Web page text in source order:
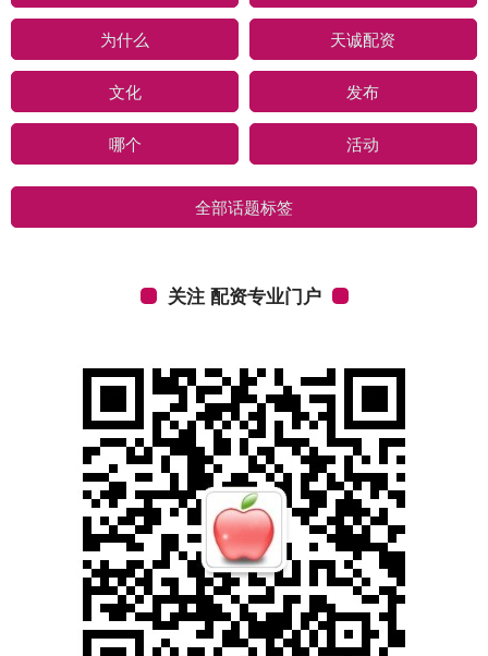
为什么 天诚配资
文化 发布
哪个 活动
全部话题标签
关注 配资专业门户